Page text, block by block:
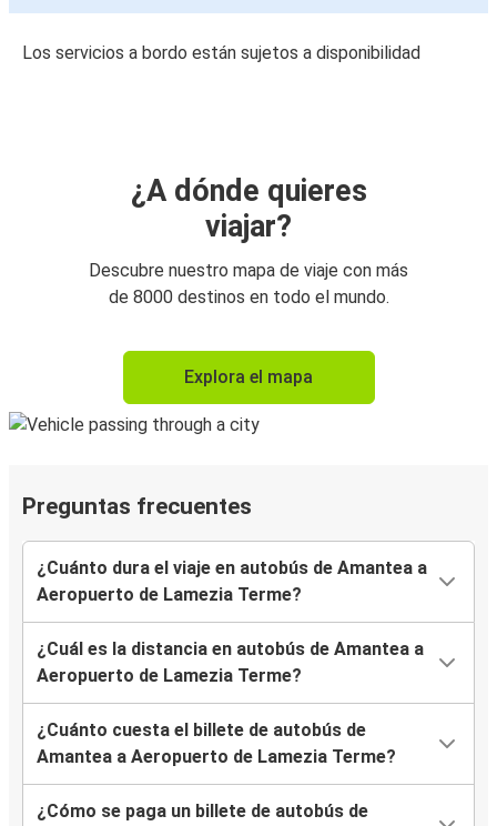
Los servicios a bordo están sujetos a disponibilidad
¿A dónde quieres
viajar?
Descubre nuestro mapa de viaje con más
de 8000 destinos en todo el mundo.
Explora el mapa
Preguntas frecuentes
¿Cuánto dura el viaje en autobús de Amantea a
Aeropuerto de Lamezia Terme?
¿Cuál es la distancia en autobús de Amantea a
Aeropuerto de Lamezia Terme?
¿Cuánto cuesta el billete de autobús de
Amantea a Aeropuerto de Lamezia Terme?
¿Cómo se paga un billete de autobús de